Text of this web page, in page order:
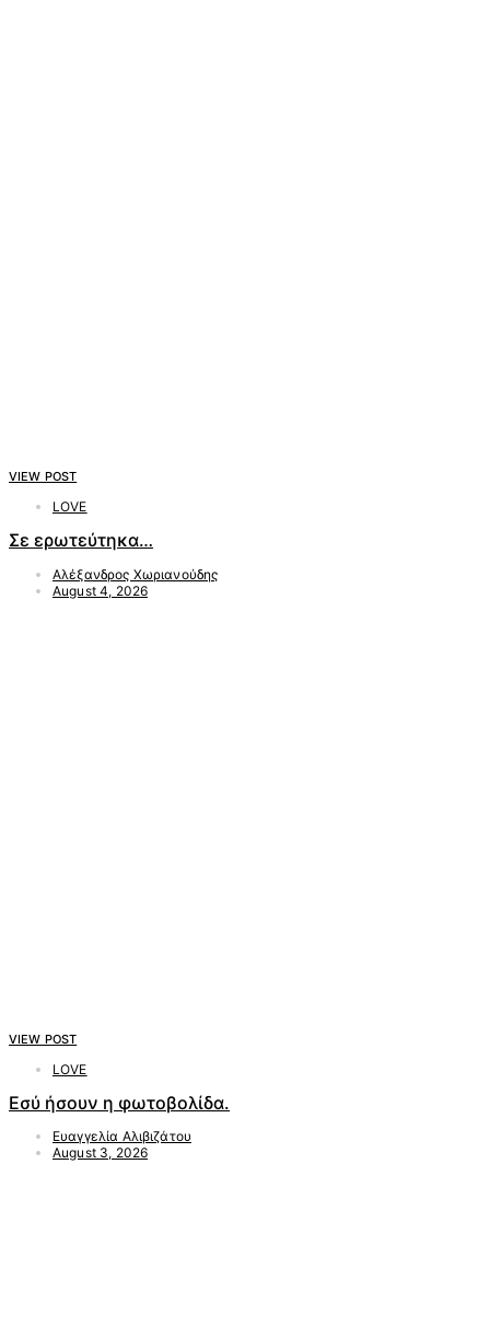
VIEW POST
LOVE
Σε ερωτεύτηκα…
Αλέξανδρος Χωριανούδης
August 4, 2026
VIEW POST
LOVE
Εσύ ήσουν η φωτοβολίδα.
Ευαγγελία Αλιβιζάτου
August 3, 2026